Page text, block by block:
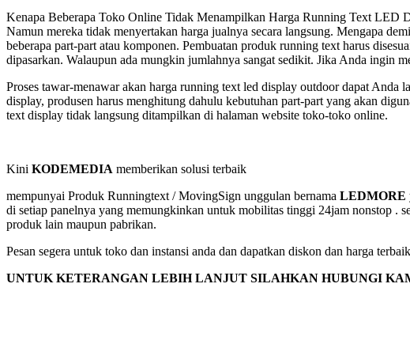
Kenapa Beberapa Toko Online Tidak Menampilkan Harga Running Text LED
Namun mereka tidak menyertakan harga jualnya secara langsung. Mengapa
beberapa part-part atau komponen. Pembuatan produk running text harus
dipasarkan. Walaupun ada mungkin jumlahnya sangat sedikit. Jika Anda ingin
Proses tawar-menawar akan harga running text led display outdoor dapat Anda
display, produsen harus menghitung dahulu kebutuhan part-part yang akan
text display tidak langsung ditampilkan di halaman website toko-toko online.
Kini KODEMEDIA memberikan solusi terbaik
mempunyai Produk Runningtext / MovingSign unggulan bernama LEDMORE
di setiap panelnya yang memungkinkan untuk mobilitas tinggi 24jam nonstop .
produk lain maupun pabrikan.
Pesan segera untuk toko dan instansi anda dan dapatkan diskon dan harga
UNTUK KETERANGAN LEBIH LANJUT SILAHKAN HUBUNGI